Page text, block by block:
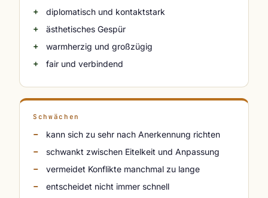
diplomatisch und kontaktstark
ästhetisches Gespür
warmherzig und großzügig
fair und verbindend
Schwächen
kann sich zu sehr nach Anerkennung richten
schwankt zwischen Eitelkeit und Anpassung
vermeidet Konflikte manchmal zu lange
entscheidet nicht immer schnell